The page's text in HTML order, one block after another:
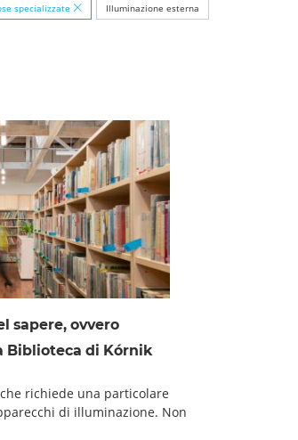
specializzate Illuminazione esterna
sapere, ovvero
Biblioteca di Kórnik
richiede una particolare
di illuminazione. Non